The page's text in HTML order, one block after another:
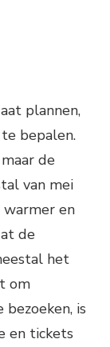
plannen,
bepalen.
de
van mei
en
de
het
om
is
en tickets